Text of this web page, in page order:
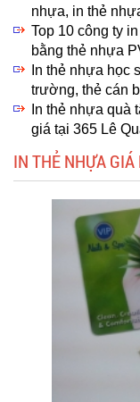
nhựa, in thẻ
Top 10 công ty
bằng thẻ nhựa
In thẻ nhựa học
trường, thẻ cán
In thẻ nhựa quà
giá tại 365 Lê
IN THẺ NHỰA GIÁ